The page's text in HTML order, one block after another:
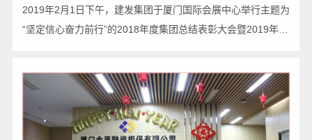
2019年2月1日下午，建发集团于厦门国际会展中心举行主题为
“坚定信心奋力前行”的2018年度集团总结表彰大会暨2019年干
董事长黄文洲、建发集团总经理王沁分别作…